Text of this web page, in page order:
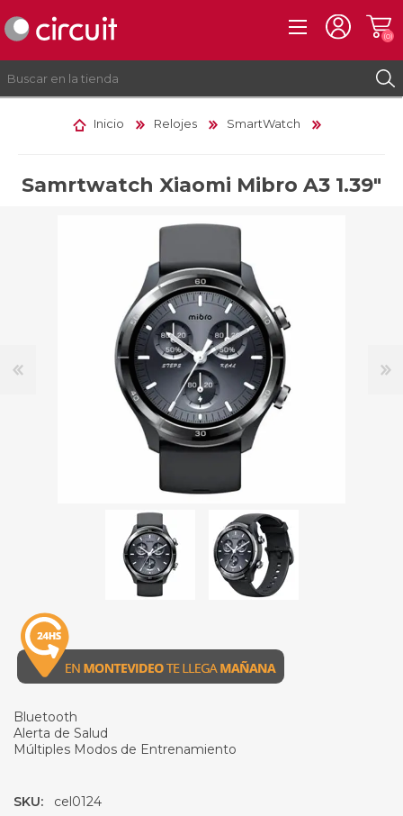
INICIAR SESIÓN
(0)
Inicio Relojes SmartWatch
Samrtwatch Xiaomi Mibro A3 1.39"
Bluetooth
Alerta de Salud
Múltiples Modos de Entrenamiento
SKU: cel0124